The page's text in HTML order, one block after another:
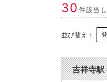
30 件該当
並び替え：
吉祥寺